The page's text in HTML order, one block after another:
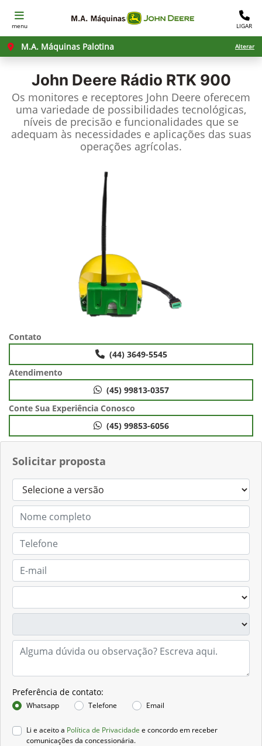
menu LIGAR
M.A. Máquinas Palotina Alterar
John Deere Rádio RTK 900
Os monitores e receptores John Deere oferecem
uma variedade de possibilidades tecnológicas,
níveis de precisão e funcionalidades que se
adequam às necessidades e aplicações das suas
operações agrícolas.
Solicitar proposta
Preferência de contato:
Whatsapp Telefone Email
Li e aceito a Política de Privacidade e concordo em receber
comunicações da concessionária.
Contato
(44) 3649-5545
Atendimento
(45) 99813-0357
Conte Sua Experiência Conosco
(45) 99853-6056